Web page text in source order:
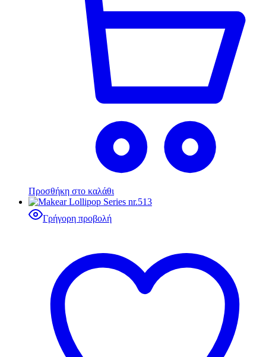
Προσθήκη στο καλάθι
Γρήγορη προβολή